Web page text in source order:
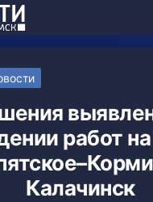
работ
Калачинск